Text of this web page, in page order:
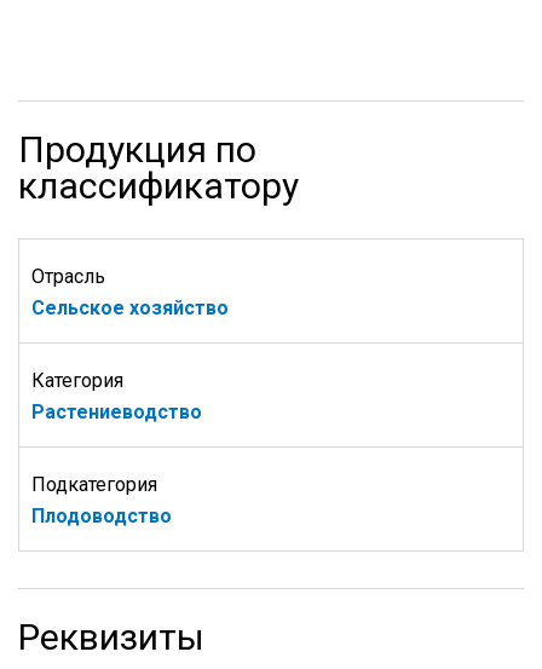
Продукция по
классификатору
Отрасль
Сельское хозяйство
Категория
Растениеводство
Подкатегория
Плодоводство
Реквизиты